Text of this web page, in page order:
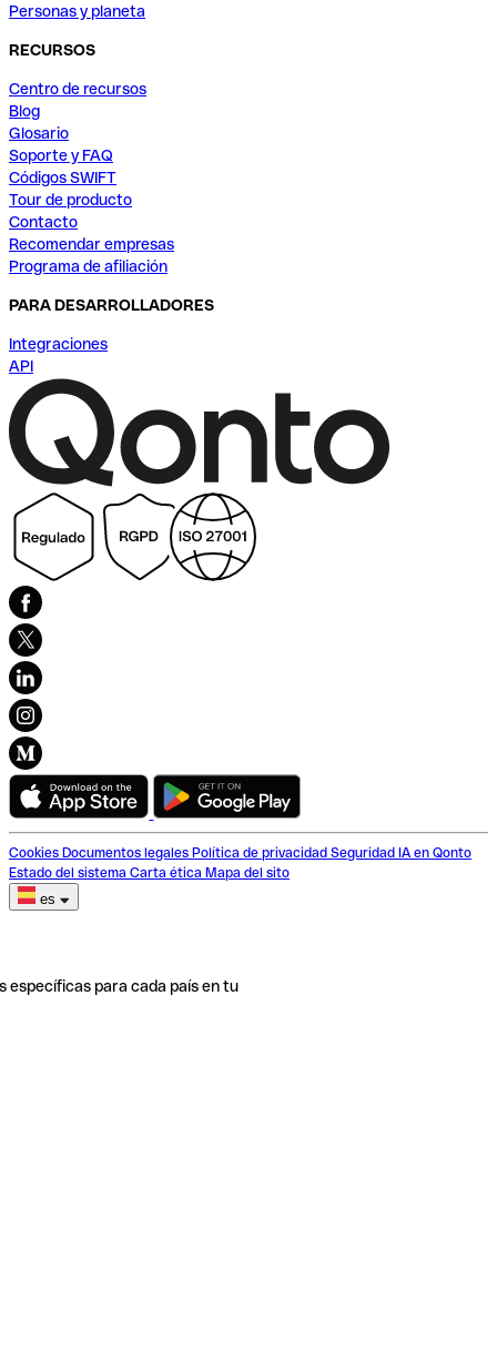
Personas y planeta
RECURSOS
Centro de recursos
Blog
Glosario
Soporte y FAQ
Códigos SWIFT
Tour de producto
Contacto
Recomendar empresas
Programa de afiliación
PARA DESARROLLADORES
Integraciones
API
Cookies Documentos legales Política de privacidad Seguridad IA en Qonto
Estado del sistema Carta ética Mapa del sito
es
específicas para cada país en tu